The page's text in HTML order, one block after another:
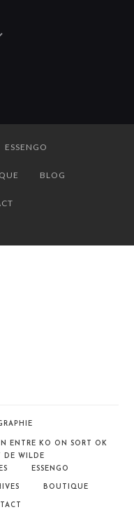
ESSENGO
BLOG
ENTRE KO ON SORT OK
DE WILDE
ESSENGO
BOUTIQUE